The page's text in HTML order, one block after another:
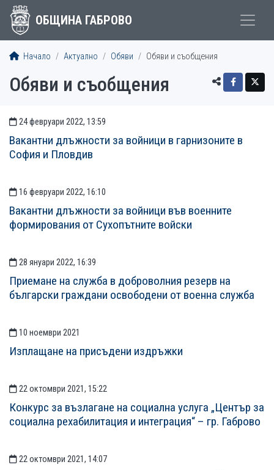
ОБЩИНА ГАБРОВО
Начало Актуално Обяви Обяви и съобщения
Обяви и съобщения
ОБЯВИ И СЪОБЩЕНИЯ
24 февруари 2022, 13:59
Вакантни длъжности за войници в гарнизоните в
София и Пловдив
16 февруари 2022, 16:10
Вакантни длъжности за войници във военните
формирования от Сухопътните войски
28 януари 2022, 16:39
Приемане на служба в доброволния резерв на
български граждани освободени от военна служба
10 ноември 2021
Изплащане на присъдени издръжки
22 октомври 2021, 15:22
Конкурс за възлагане на социална услуга „Център за
социална рехабилитация и интеграция“ – гр. Габрово
22 октомври 2021, 14:07